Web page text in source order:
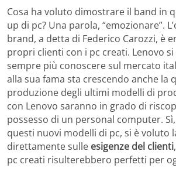
Cosa ha voluto dimostrare il band in
up di pc? Una parola, “emozionare”.
brand, a detta di Federico Carozzi, è
propri clienti con i pc creati. Lenovo
sempre più conoscere sul mercato
alla sua fama sta crescendo anche la
produzione degli ultimi modelli di
con Lenovo saranno in grado di
possesso di un personal computer.
questi nuovi modelli di pc, si è voluto
direttamente sulle esigenze del clienti
pc creati risulterebbero perfetti per